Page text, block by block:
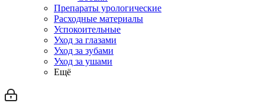
Препараты урологические
Расходные материалы
Успокоительные
Уход за глазами
Уход за зубами
Уход за ушами
Ещё